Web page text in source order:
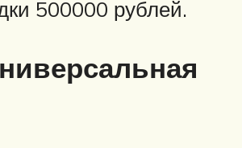
500000 рублей.